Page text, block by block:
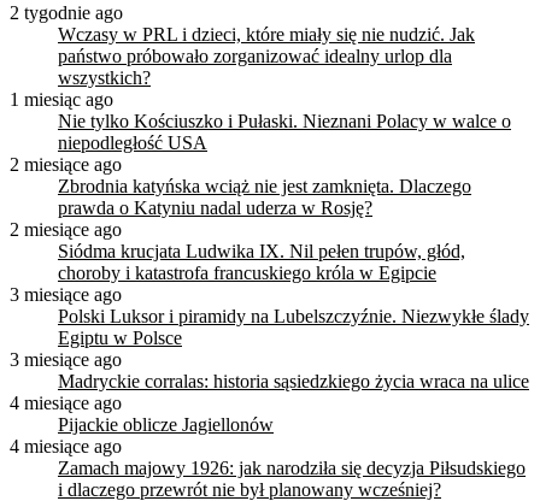
2 tygodnie ago
Wczasy w PRL i dzieci, które miały się nie nudzić. Jak
państwo próbowało zorganizować idealny urlop dla
wszystkich?
1 miesiąc ago
Nie tylko Kościuszko i Pułaski. Nieznani Polacy w walce o
niepodległość USA
2 miesiące ago
Zbrodnia katyńska wciąż nie jest zamknięta. Dlaczego
prawda o Katyniu nadal uderza w Rosję?
2 miesiące ago
Siódma krucjata Ludwika IX. Nil pełen trupów, głód,
choroby i katastrofa francuskiego króla w Egipcie
3 miesiące ago
Polski Luksor i piramidy na Lubelszczyźnie. Niezwykłe ślady
Egiptu w Polsce
3 miesiące ago
Madryckie corralas: historia sąsiedzkiego życia wraca na ulice
4 miesiące ago
Pijackie oblicze Jagiellonów
4 miesiące ago
Zamach majowy 1926: jak narodziła się decyzja Piłsudskiego
i dlaczego przewrót nie był planowany wcześniej?